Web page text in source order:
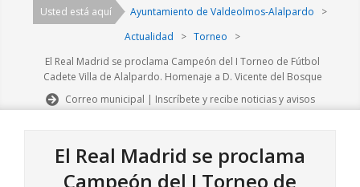
Usted está aquí Ayuntamiento de Valdeolmos-Alalpardo
>
Actualidad
> Torneo
>
El Real Madrid se proclama Campeón del I Torneo de Fútbol
Cadete Villa de Alalpardo. Homenaje a D. Vicente del Bosque
Correo municipal | Inscríbete y recibe noticias y avisos
El Real Madrid se proclama
Campeón del I Torneo de